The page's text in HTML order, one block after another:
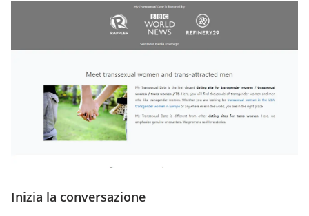
Inizia la conversazione